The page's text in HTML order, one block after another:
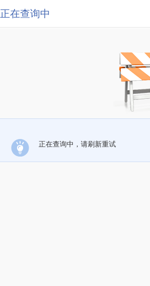
正在查询中
正在查询中，请刷新重试